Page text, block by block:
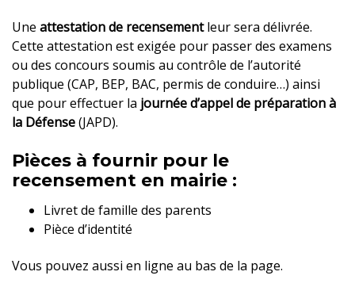
Une attestation de recensementleur sera délivrée.
Cette attestation est exigée pour passer des examens
ou des concours soumis au contrôle de l’autorité
publique (CAP, BEP, BAC, permis de conduire…) ainsi
que pour effectuer la journée d’appel de préparation à
la Défense(JAPD).
Pièces à fournir pour le
recensement en mairie :
Livret de famille des parents
Pièce d’identité
Vous pouvez aussi en ligne au bas de la page.